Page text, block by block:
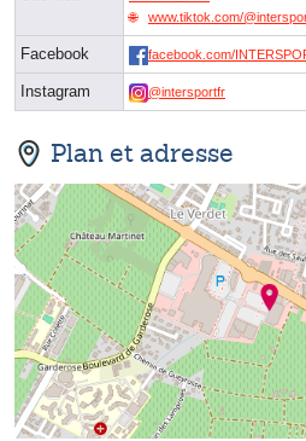
www.tiktok.com/
Facebook facebook.com/
Instagram @intersportfr
Plan et adresse